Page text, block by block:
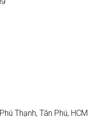
Thạnh, Tân Phú, HCM